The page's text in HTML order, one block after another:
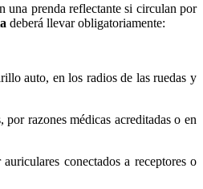
una prenda reflectante si circulan por
deberá llevar obligatoriamente:
auto, en los radios de las ruedas y
razones médicas acreditadas o en
conectados a receptores o